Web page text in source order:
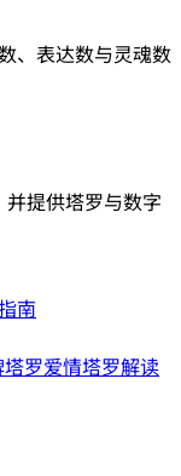
、表达数与灵魂数
提供塔罗与数字
南
罗爱情塔罗解读